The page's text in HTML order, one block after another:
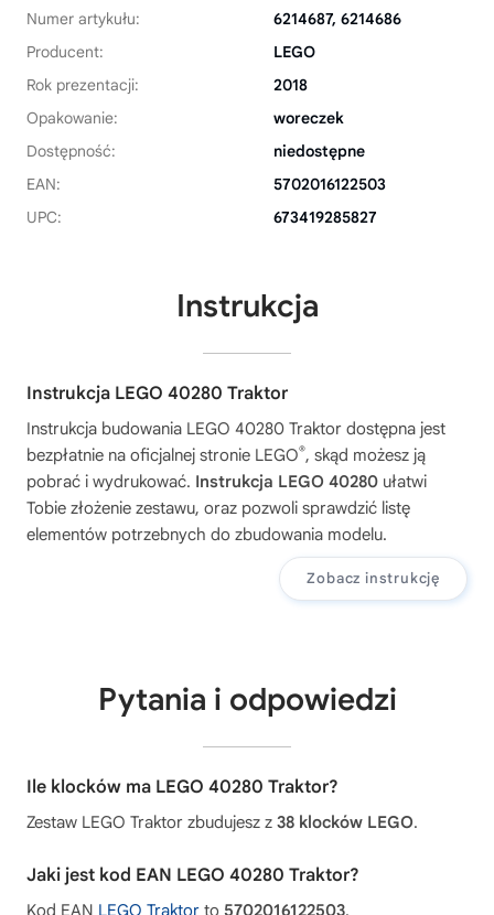
Numer artykułu:
6214687, 6214686
Producent:
LEGO
Rok prezentacji:
2018
Opakowanie:
woreczek
Dostępność:
niedostępne
EAN:
5702016122503
UPC:
673419285827
Instrukcja
Instrukcja LEGO 40280 Traktor
Instrukcja budowania LEGO 40280 Traktor dostępna jest
bezpłatnie na oficjalnej stronie LEGO®, skąd możesz ją
pobrać i wydrukować. Instrukcja LEGO 40280 ułatwi
Tobie złożenie zestawu, oraz pozwoli sprawdzić listę
elementów potrzebnych do zbudowania modelu.
Zobacz instrukcję
Pytania i odpowiedzi
Ile klocków ma LEGO 40280 Traktor?
Zestaw LEGO Traktor zbudujesz z 38 klocków LEGO.
Jaki jest kod EAN LEGO 40280 Traktor?